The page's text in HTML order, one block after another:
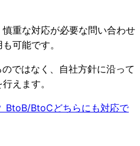
重な対応が必要な問い合わせ
可能です。
ではなく、自社方針に沿って
えます。
BtoB/BtoCどちらにも対応で